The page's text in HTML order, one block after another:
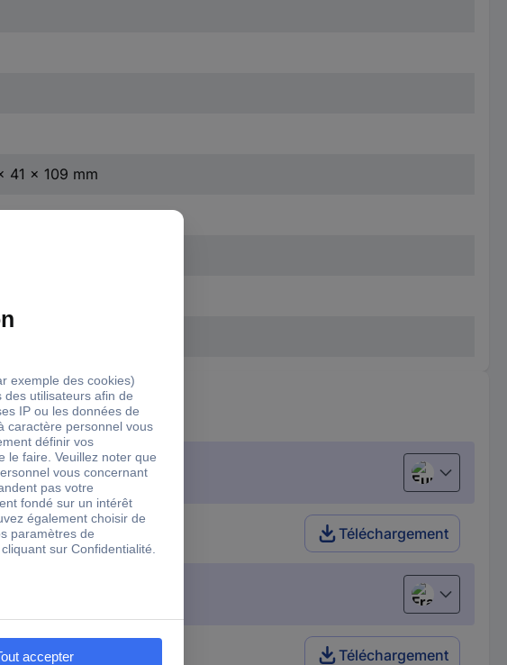
41 x 109 mm
plastique
European
V/AC 1 NO (T) 1 à 9 h Téléchargement
Français
(T) 1 à 9 h Téléchargement